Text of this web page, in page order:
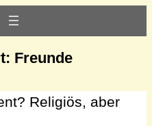
Freunde
Religiös, aber